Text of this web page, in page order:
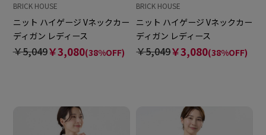
BRICK HOUSE
ニット ハイゲージ Vネックカー
ディガン レディース
￥5,049￥3,080(38%OFF)
BRICK HOUSE
ニット ハイゲージ Vネックカー
ディガン レディース
￥5,049￥3,080(38%OFF)